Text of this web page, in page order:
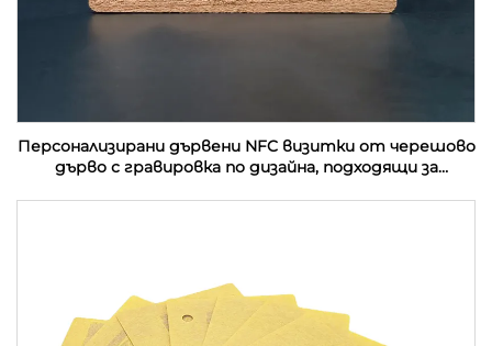
Персонализирани дървени NFC визитки от черешово
дърво с гравировка по дизайна, подходящи за